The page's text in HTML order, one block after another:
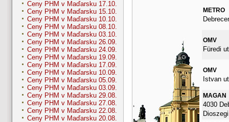
Ceny PHM v Maďarsku 17.10.
Ceny PHM v Maďarsku 15.10.
Ceny PHM v Maďarsku 10.10.
Ceny PHM v Maďarsku 08.10.
Ceny PHM v Maďarsku 03.10.
Ceny PHM v Maďarsku 26.09.
Ceny PHM v Maďarsku 24.09.
Ceny PHM v Maďarsku 19.09.
Ceny PHM v Maďarsku 17.09.
Ceny PHM v Maďarsku 10.09.
Ceny PHM v Maďarsku 05.09.
Ceny PHM v Maďarsku 03.09.
Ceny PHM v Maďarsku 29.08.
Ceny PHM v Maďarsku 27.08.
Ceny PHM v Maďarsku 22.08.
Ceny PHM v Maďarsku 20.08.
METRO
OMV
Füredi
OMV
Istvan
MAGAN
4030